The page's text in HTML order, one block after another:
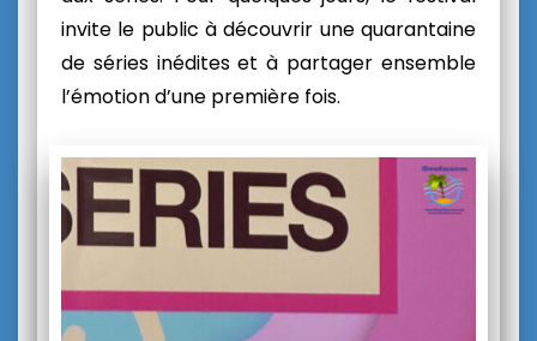
invite le public à découvrir une quarantaine
de séries inédites et à partager ensemble
l’émotion d’une première fois.